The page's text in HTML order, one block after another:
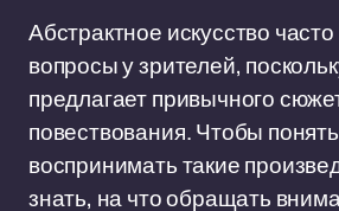
Абстрактное искусство
вопросы у зрителей,
предлагает привычного
повествования. Чтобы
воспринимать такие
знать, на что обращать